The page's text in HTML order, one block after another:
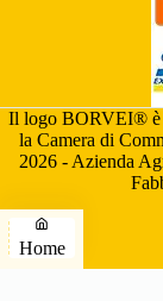
Il logo BORVEI® è
la Camera di
2026 - Azienda
Home